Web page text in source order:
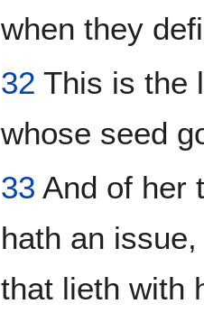
when they
32 This is the
whose seed
33 And of her
hath an
that lieth with